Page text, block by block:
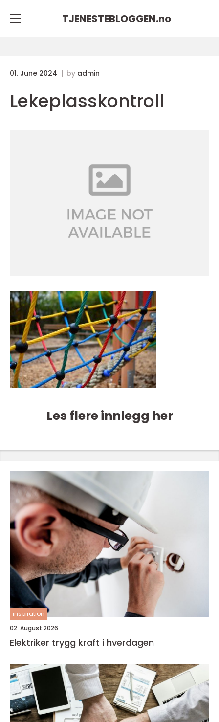
TJENESTEBLOGGEN.no
01. June 2024 by admin
Lekeplasskontroll
Les flere innlegg her
inspiration
02. August 2026
Elektriker trygg kraft i hverdagen